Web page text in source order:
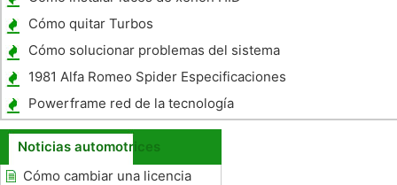
Cómo quitar Turbos
Cómo solucionar problemas del sistema
eléctrico en un Dodge Intrepid
1981 Alfa Romeo Spider Especificaciones
Powerframe red de la tecnología
Noticias automotrices
Cómo cambiar una licencia